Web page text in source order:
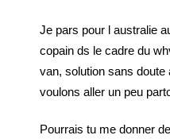
Je pars pour l australie
copain ds le cadre du
van, solution sans
voulons aller un peu
Pourrais tu me donner